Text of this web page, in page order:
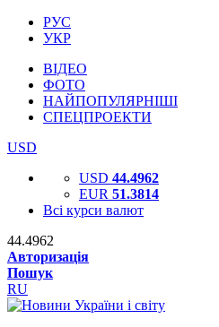
РУС
УКР
ВІДЕО
ФОТО
НАЙПОПУЛЯРНІШІ
СПЕЦПРОЕКТИ
USD
USD 44.4962
EUR 51.3814
Всі курси валют
44.4962
Авторизація
Пошук
RU